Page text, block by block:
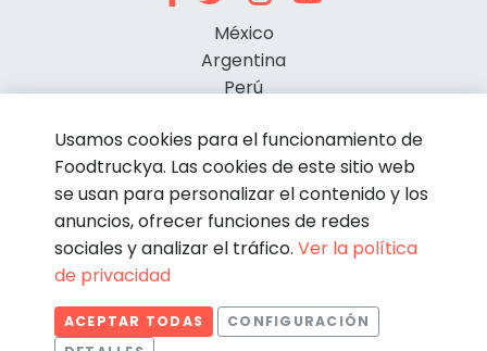
México
Argentina
Perú
© Foodtruckya 2026
Condiciones de contratación Política de privacidad
Usamos cookies para el funcionamiento de
Foodtruckya. Las cookies de este sitio web
se usan para personalizar el contenido y los
anuncios, ofrecer funciones de redes
sociales y analizar el tráfico. Ver la política
de privacidad
ACEPTAR TODAS
CONFIGURACIÓN